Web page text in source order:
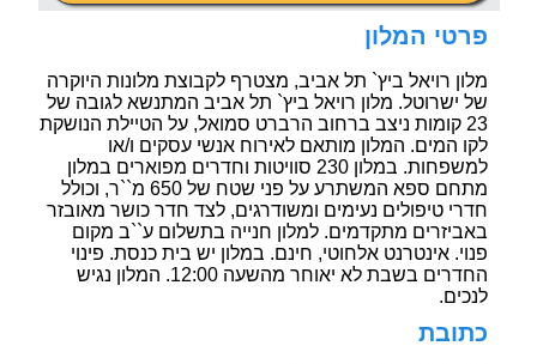
פרטי המלון
מלון רויאל ביץ` תל אביב, מצטרף לקבוצת מלונות היוקרה
של ישרוטל. מלון רויאל ביץ` תל אביב המתנשא לגובה של
23 קומות ניצב ברחוב הרברט סמואל, על הטיילת הנושקת
לקו המים. המלון מותאם לאירוח אנשי עסקים ו/או
למשפחות. במלון 230 סוויטות וחדרים מפוארים במלון
מתחם ספא המשתרע על פני שטח של 650 מ``ר, וכולל
חדרי טיפולים נעימים ומשודרגים, לצד חדר כושר מאובזר
באביזרים מתקדמים. למלון חנייה בתשלום ע``ב מקום
פנוי. אינטרנט אלחוטי, חינם. במלון יש בית כנסת. פינוי
החדרים בשבת לא יאוחר מהשעה 12:00. המלון נגיש
לנכים.
כתובת